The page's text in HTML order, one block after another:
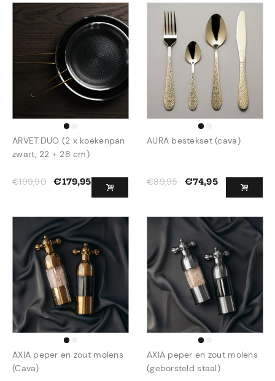
ARVET.DUO (2 x koekenpan
zwart, 22 + 28 cm)
€199,90 €179,95
AURA bestekset (cava)
€89,95 €74,95
AXIA peper en zout molens
(Cava)
AXIA peper en zout molens
(geborsteld staal)